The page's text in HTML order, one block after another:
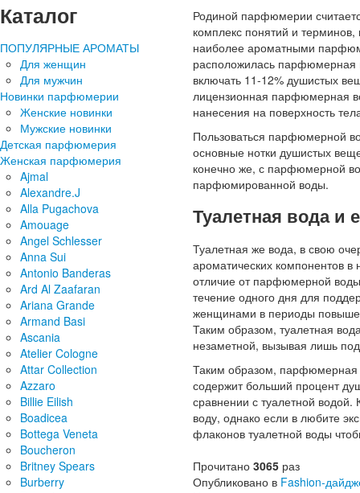
Каталог
ПОПУЛЯРНЫЕ АРОМАТЫ
Для женщин
Для мужчин
Новинки парфюмерии
Женские новинки
Мужские новинки
Детская парфюмерия
Женская парфюмерия
Ajmal
Alexandre.J
Alla Pugachova
Amouage
Angel Schlesser
Anna Sui
Antonio Banderas
Ard Al Zaafaran
Ariana Grande
Armand Basi
Ascania
Atelier Cologne
Attar Collection
Azzaro
Billie Eilish
Boadicea
Bottega Veneta
Boucheron
Britney Spears
Burberry
Родиной парфюмерии
комплекс понятий и
наиболее ароматными
расположилась парфюмерная
включать 11-12% душистых
лицензионная парфюмерная
нанесения на поверхность
Пользоваться парфюмерной
основные нотки душистых
конечно же, с парфюмерной
парфюмированной воды.
Туалетная вода и
Туалетная же вода, в свою
ароматических компонентов
отличие от парфюмерной
течение одного дня для
женщинами в периоды
Таким образом, туалетная
незаметной, вызывая лишь
Таким образом, парфюмерная
содержит больший процент
сравнении с туалетной
воду, однако если в любите
флаконов туалетной воды
Прочитано 3065 раз
Опубликовано в Fashion-